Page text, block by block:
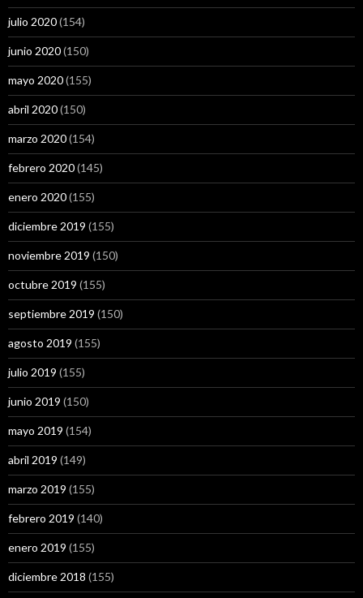
julio 2020(154)
junio 2020(150)
mayo 2020(155)
abril 2020(150)
marzo 2020(154)
febrero 2020(145)
enero 2020(155)
diciembre 2019 (155)
noviembre 2019 (150)
octubre 2019 (155)
septiembre 2019 (150)
agosto 2019 (155)
julio 2019 (155)
junio 2019 (150)
mayo 2019 (154)
abril 2019 (149)
marzo 2019 (155)
febrero 2019 (140)
enero 2019 (155)
diciembre 2018 (155)